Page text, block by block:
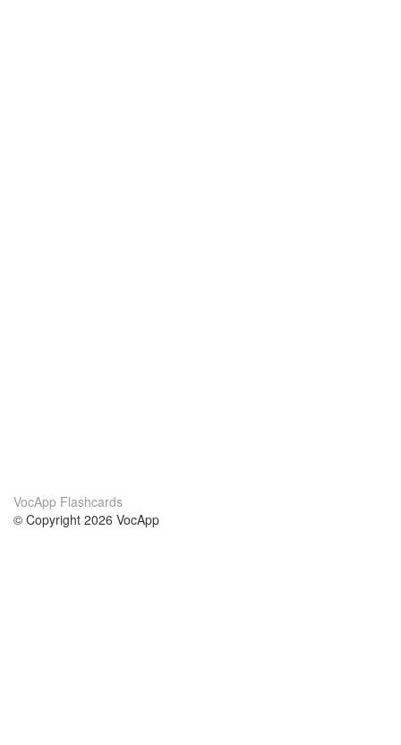
VocApp Flashcards
© Copyright 2026 VocApp